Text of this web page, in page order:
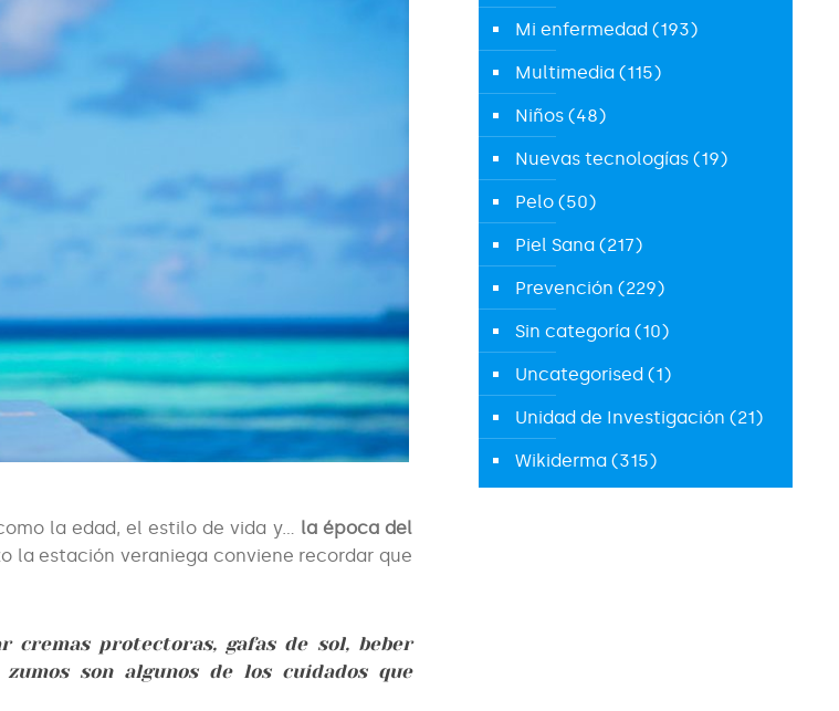
la edad, el estilo de vida y… la época del
la estación veraniega conviene recordar que
protectoras, gafas de sol, beber
son algunos de los cuidados que
Mi enfermedad (193)
Multimedia (115)
Niños (48)
Nuevas tecnologías (19)
Pelo (50)
Piel Sana (217)
Prevención (229)
Sin categoría (10)
Uncategorised (1)
Unidad de Investigación (21)
Wikiderma (315)